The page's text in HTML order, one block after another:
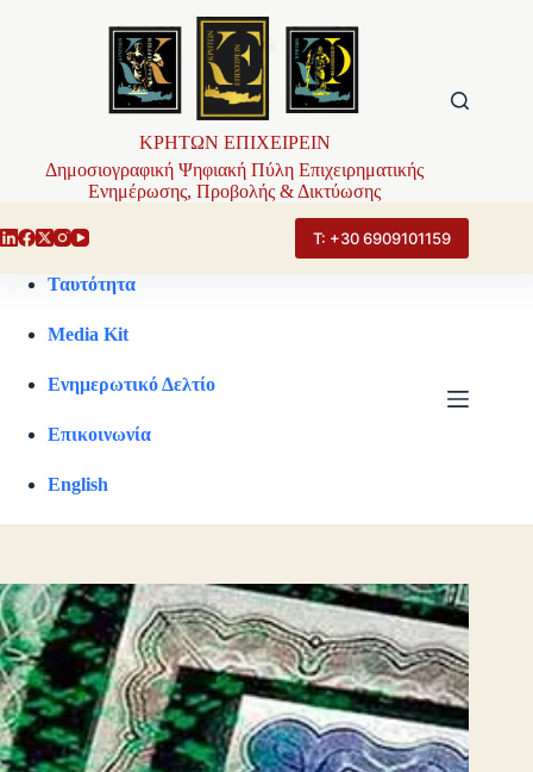
ΚΡΗΤΩΝ ΕΠΙΧΕΙΡΕΙΝ
Δημοσιογραφική Ψηφιακή Πύλη Επιχειρηματικής
Ενημέρωσης, Προβολής & Δικτύωσης
Τ: +30 6909101159
Ταυτότητα
Media Kit
Ενημερωτικό Δελτίο
Επικοινωνία
English